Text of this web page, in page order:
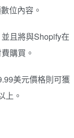
位內容。
且將與Shopify在
購買。
美元價格則可獲
上。